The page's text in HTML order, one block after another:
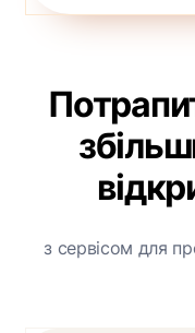
з сервісом для